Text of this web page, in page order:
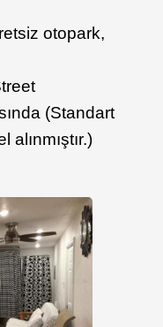
otopark,
(Standart